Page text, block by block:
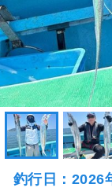
釣行日：2026